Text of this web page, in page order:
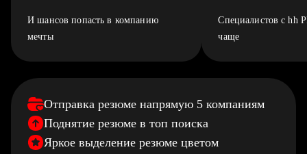
И шансов попасть в компанию
мечты
Специалистов с hh
чаще
Отправка резюме напрямую 5 компаниям
Поднятие резюме в топ поиска
Яркое выделение резюме цветом